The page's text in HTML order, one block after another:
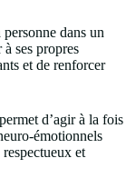
dans un
ses propres
et de renforcer
d’agir à la fois
et